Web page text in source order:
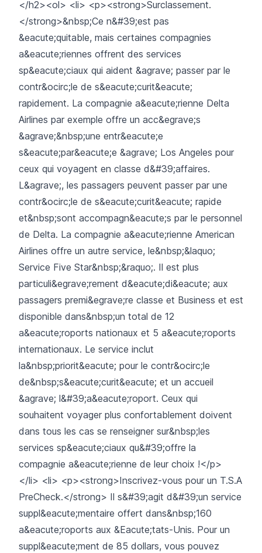
</h2><ol> <li> <p><strong>Surclassement.
</strong>&nbsp;Ce n&#39;est pas
&eacute;quitable, mais certaines compagnies
a&eacute;riennes offrent des services
sp&eacute;ciaux qui aident &agrave; passer par le
contr&ocirc;le de s&eacute;curit&eacute;
rapidement. La compagnie a&eacute;rienne Delta
Airlines par exemple offre un acc&egrave;s
&agrave;&nbsp;une entr&eacute;e
s&eacute;par&eacute;e &agrave; Los Angeles pour
ceux qui voyagent en classe d&#39;affaires.
L&agrave;, les passagers peuvent passer par une
contr&ocirc;le de s&eacute;curit&eacute; rapide
et&nbsp;sont accompagn&eacute;s par le personnel
de Delta. La compagnie a&eacute;rienne American
Airlines offre un autre service, le&nbsp;&laquo;
Service Five Star&nbsp;&raquo;. Il est plus
particuli&egrave;rement d&eacute;di&eacute; aux
passagers premi&egrave;re classe et Business et est
disponible dans&nbsp;un total de 12
a&eacute;roports nationaux et 5 a&eacute;roports
internationaux. Le service inclut
la&nbsp;priorit&eacute; pour le contr&ocirc;le
de&nbsp;s&eacute;curit&eacute; et un accueil
&agrave; l&#39;a&eacute;roport. Ceux qui
souhaitent voyager plus confortablement doivent
dans tous les cas se renseigner sur&nbsp;les
services sp&eacute;ciaux qu&#39;offre la
compagnie a&eacute;rienne de leur choix !</p>
</li> <li> <p><strong>Inscrivez-vous pour un T.S.A
PreCheck.</strong> Il s&#39;agit d&#39;un service
suppl&eacute;mentaire offert dans&nbsp;160
a&eacute;roports aux &Eacute;tats-Unis. Pour un
suppl&eacute;ment de 85 dollars, vous pouvez